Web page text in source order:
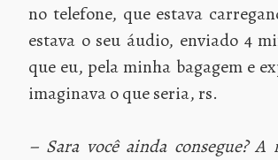
no telefone, que estava
estava o seu áudio, enviado 4
que eu, pela minha bagagem e
imaginava o que seria, rs.
– Sara você ainda consegue? A